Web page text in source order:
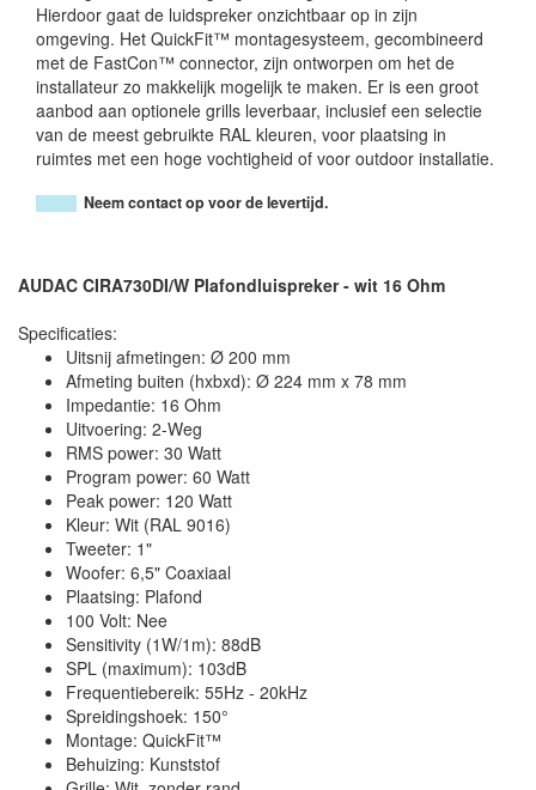
Hierdoor gaat de luidspreker onzichtbaar op in zijn
omgeving. Het QuickFit™ montagesysteem, gecombineerd
met de FastCon™ connector, zijn ontworpen om het de
installateur zo makkelijk mogelijk te maken. Er is een groot
aanbod aan optionele grills leverbaar, inclusief een selectie
van de meest gebruikte RAL kleuren, voor plaatsing in
ruimtes met een hoge vochtigheid of voor outdoor installatie.
Neem contact op voor de levertijd.
AUDAC CIRA730DI/W Plafondluispreker - wit 16 Ohm
Specificaties:
Uitsnij afmetingen: Ø 200 mm
Afmeting buiten (hxbxd): Ø 224 mm x 78 mm
Impedantie: 16 Ohm
Uitvoering: 2-Weg
RMS power: 30 Watt
Program power: 60 Watt
Peak power: 120 Watt
Kleur: Wit (RAL 9016)
Tweeter: 1"
Woofer: 6,5" Coaxiaal
Plaatsing: Plafond
100 Volt: Nee
Sensitivity (1W/1m): 88dB
SPL (maximum): 103dB
Frequentiebereik: 55Hz - 20kHz
Spreidingshoek: 150°
Montage: QuickFit™
Behuizing: Kunststof